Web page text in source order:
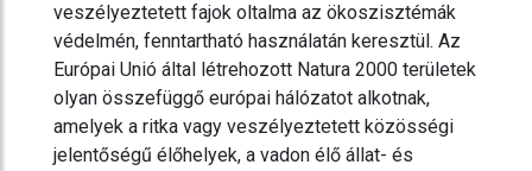
veszélyeztetett fajok oltalma az ökoszisztémák
védelmén, fenntartható használatán keresztül. Az
Európai Unió által létrehozott Natura 2000 területek
olyan összefüggő európai hálózatot alkotnak,
amelyek a ritka vagy veszélyeztetett közösségi
jelentőségű élőhelyek, a vadon élő állat- és